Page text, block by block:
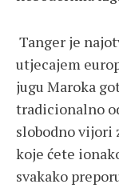
Tanger je
utjecajem
jugu Maroka
tradicionalno
slobodno vijori
koje ćete
svakako